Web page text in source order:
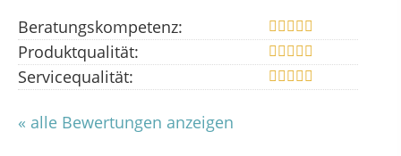
Beratungskompetenz:
Produktqualität:
Servicequalität:
« alle Bewertungen anzeigen